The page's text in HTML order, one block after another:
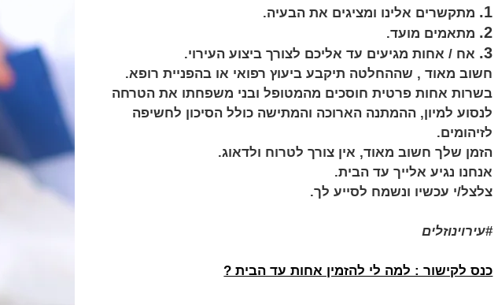
1. מתקשרים אלינו ומציגים את הבעיה.
2. מתאמים מועד.
3.
אח / אחות מגיעים עד אליכם לצורך ביצוע העירוי.
חשוב מאוד , שההחלטה תיקבע ביעוץ רפואי או בהפניית רופא.
בשרות אחות פרטית חוסכים מהמטופל ובני משפחתו את הטרחה
לנסוע למיון, ההמתנה הארוכה והמתישה כולל הסיכון לחשיפה
לזיהומים.
הזמן שלך חשוב מאוד, אין צורך לטרוח ולדאוג.
אנחנו נגיע אלייך עד הבית.
צלצל/י עכשיו ונשמח לסייע לך.
#עירוינוזלים
כנס לקישור : למה לי להזמין אחות עד הבית ?